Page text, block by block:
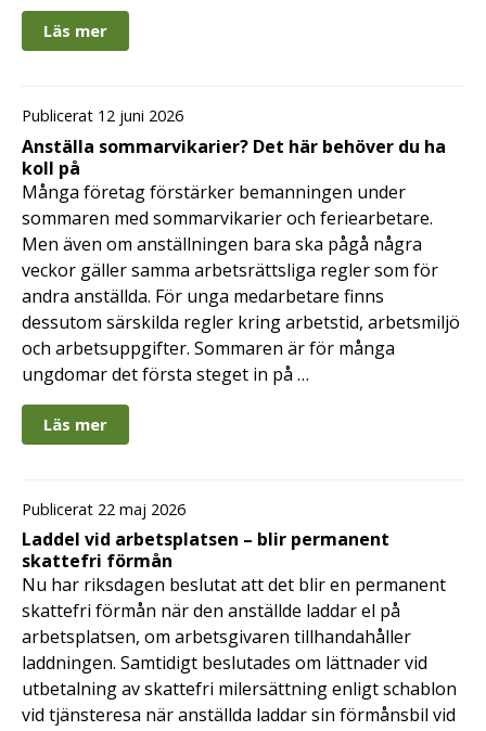
Läs mer
Publicerat 12 juni 2026
Anställa sommarvikarier? Det här behöver du ha
koll på
Många företag förstärker bemanningen under
sommaren med sommarvikarier och feriearbetare.
Men även om anställningen bara ska pågå några
veckor gäller samma arbetsrättsliga regler som för
andra anställda. För unga medarbetare finns
dessutom särskilda regler kring arbetstid, arbetsmiljö
och arbetsuppgifter. Sommaren är för många
ungdomar det första steget in på …
Läs mer
Publicerat 22 maj 2026
Laddel vid arbetsplatsen – blir permanent
skattefri förmån
Nu har riksdagen beslutat att det blir en permanent
skattefri förmån när den anställde laddar el på
arbetsplatsen, om arbetsgivaren tillhandahåller
laddningen. Samtidigt beslutades om lättnader vid
utbetalning av skattefri milersättning enligt schablon
vid tjänsteresa när anställda laddar sin förmånsbil vid